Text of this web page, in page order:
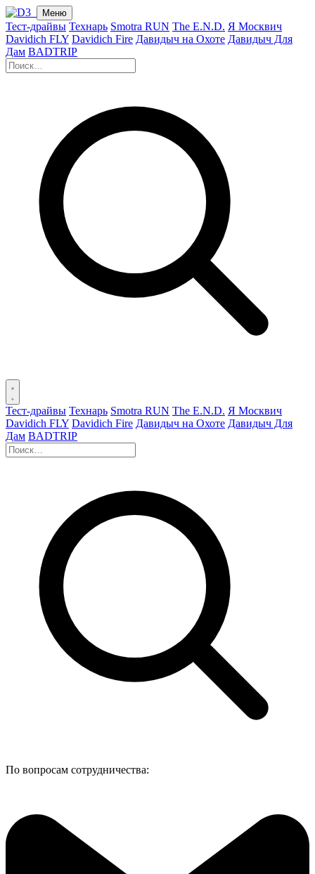
Меню
Тест-драйвы Технарь Smotra RUN The E.N.D. Я Москвич
Davidich FLY Davidich Fire Давидыч на Охоте Давидыч Для
Дам BADTRIP
Тест-драйвы Технарь Smotra RUN The E.N.D. Я Москвич
Davidich FLY Davidich Fire Давидыч на Охоте Давидыч Для
Дам BADTRIP
По вопросам сотрудничества: